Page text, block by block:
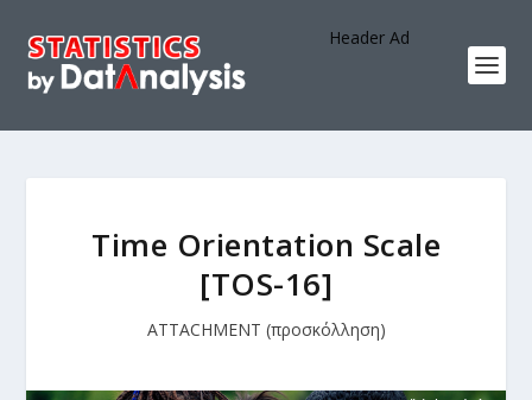
Header Ad
Time Orientation Scale
[TOS-16]
ATTACHMENT (προσκόλληση)